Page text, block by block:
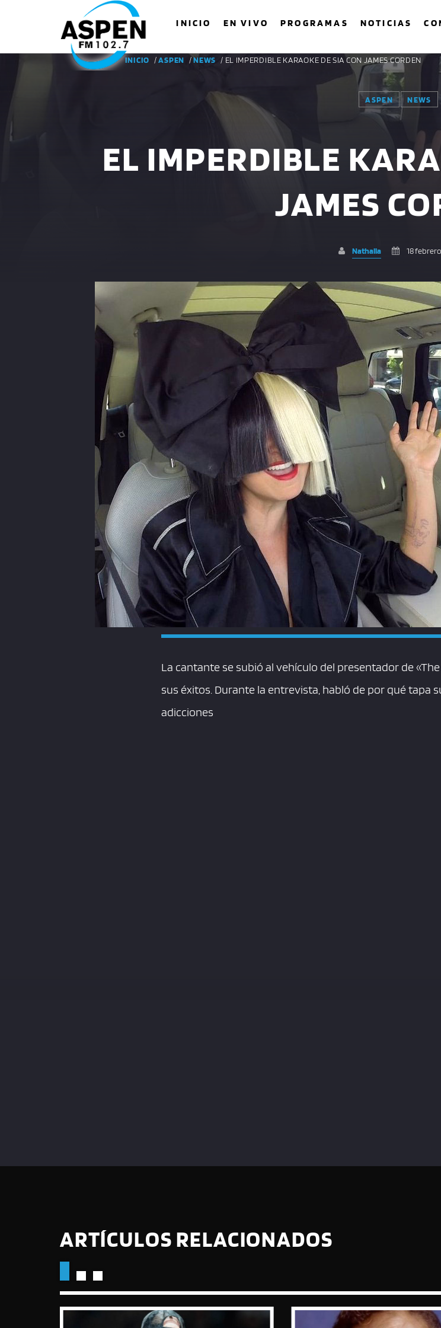
INICIO EN VIVO PROGRAMAS NOTICIAS
BUSCAR EN EL
COMPARTE ESTA
INICIO /ASPEN /NEWS / EL IMPERDIBLE KARAOKE DE SIA CON JAMES CORDEN
ASPEN NEWS
EL IMPERDIBLE
JAMES
Nathalia 18
La cantante se subió al vehículo del presentador de
sus éxitos. Durante la entrevista, habló de por qué tapa
adicciones
ARTÍCULOS RELACIONADOS